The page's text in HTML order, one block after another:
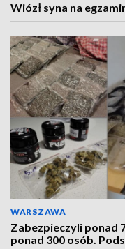
Wiózł syna na
WARSZAWA
Zabezpieczyli ponad
ponad 300 osób.